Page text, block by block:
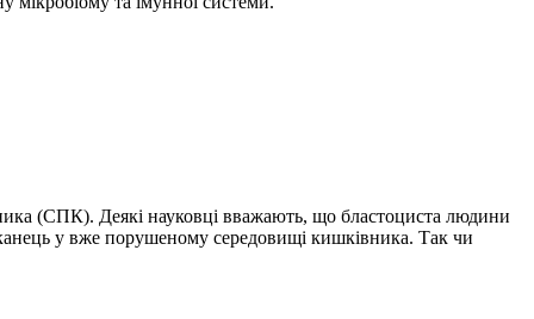
(СПК). Деякі науковці вважають, що бластоциста людини
у вже порушеному середовищі кишківника. Так чи